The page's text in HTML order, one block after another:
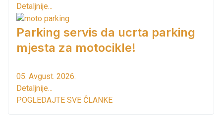
Detaljnije...
Parking servis da ucrta parking
mjesta za motocikle!
05. Avgust. 2026.
Detaljnije...
POGLEDAJTE SVE ČLANKE